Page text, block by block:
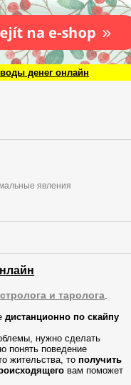
денег онлайн
явления
и таролога
дистанционно по скайпу
нужно сделать
понять поведение
жительства, тополучить
вам поможет